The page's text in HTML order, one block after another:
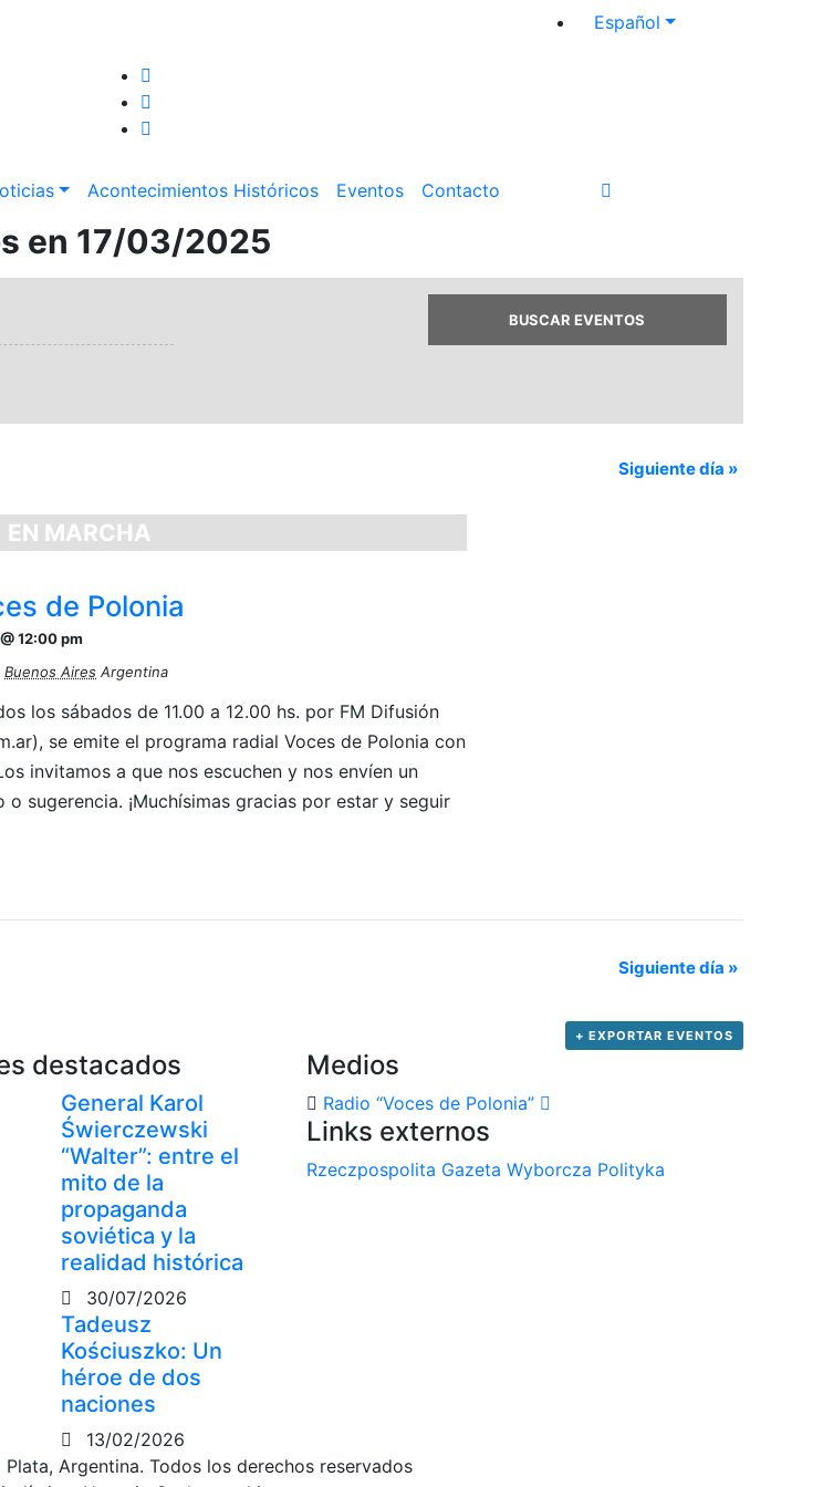
Español
Acontecimientos Históricos Eventos Contacto
en 17/03/2025
Siguiente día »
EN MARCHA
de Polonia
12:00 pm
Buenos Aires Argentina
los sábados de 11.00 a 12.00 hs. por FM Difusión
se emite el programa radial Voces de Polonia con
invitamos a que nos escuchen y nos envíen un
sugerencia. ¡Muchísimas gracias por estar y seguir
Siguiente día »
+ EXPORTAR EVENTOS
destacados
General Karol
Świerczewski
“Walter”: entre el
mito de la
propaganda
soviética y la
realidad histórica
30/07/2026
Tadeusz
Kościuszko: Un
héroe de dos
naciones
13/02/2026
Medios
Radio “Voces de Polonia”
Links externos
Rzeczpospolita Gazeta Wyborcza Polityka
Argentina. Todos los derechos reservados